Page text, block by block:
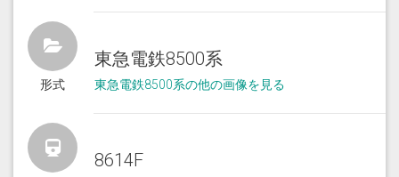
形式
東急電鉄8500系
東急電鉄8500系の他の画像を見る
8614F